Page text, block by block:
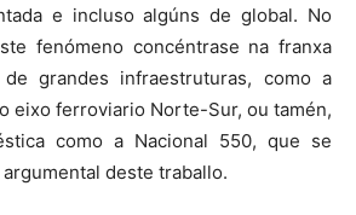
e incluso algúns de global. No
fenómeno concéntrase na franxa
grandes infraestruturas, como a
eixo ferroviario Norte-Sur, ou tamén,
como a Nacional 550, que se
deste traballo.